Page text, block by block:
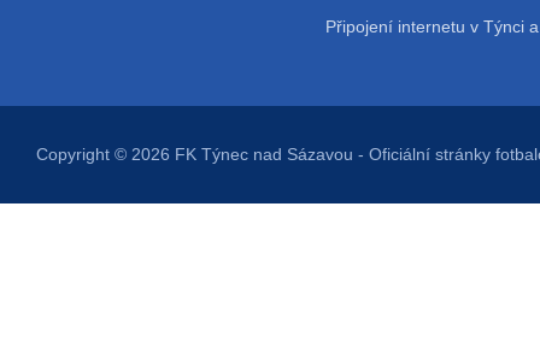
Připojení internetu v Týnci
Copyright © 2026 FK Týnec nad Sázavou - Oficiální stránky